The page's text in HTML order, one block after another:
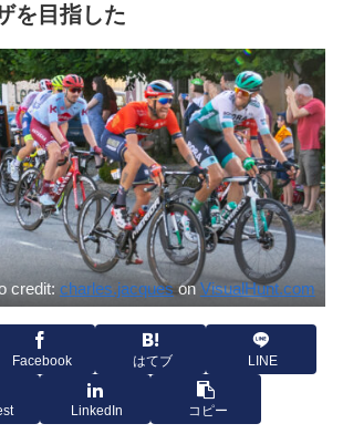
を目指した
credit: charles.jacquesonVisualHunt.com
Facebook はてブ LINE
LinkedIn コピー